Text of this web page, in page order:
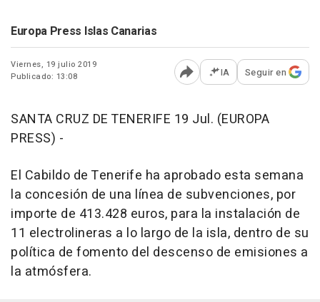
Europa Press Islas Canarias
Viernes, 19 julio 2019
Publicado: 13:08
Abrir opciones para
IA Seguir en
SANTA CRUZ DE TENERIFE 19 Jul. (EUROPA
PRESS) -
El Cabildo de Tenerife ha aprobado esta semana
la concesión de una línea de subvenciones, por
importe de 413.428 euros, para la instalación de
11 electrolineras a lo largo de la isla, dentro de su
política de fomento del descenso de emisiones a
la atmósfera.